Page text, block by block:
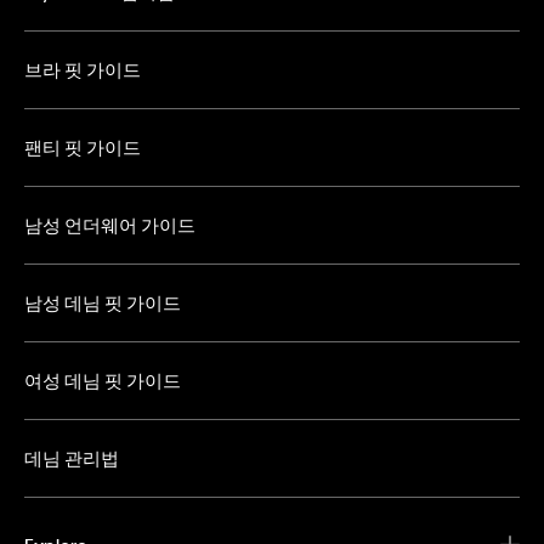
브라 핏 가이드
팬티 핏 가이드
남성 언더웨어 가이드
남성 데님 핏 가이드
여성 데님 핏 가이드
데님 관리법